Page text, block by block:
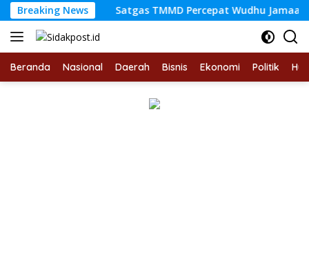
Langsung
ke
konten
Breaking News Satgas TMMD Percepat Wudhu Jamaah di
Beranda Nasional Daerah Bisnis Ekonomi Politik